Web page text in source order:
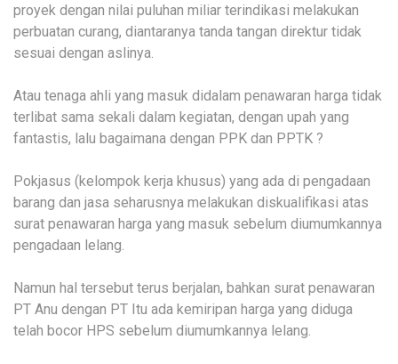
proyek dengan nilai puluhan miliar terindikasi melakukan
perbuatan curang, diantaranya tanda tangan direktur tidak
sesuai dengan aslinya.
Atau tenaga ahli yang masuk didalam penawaran harga tidak
terlibat sama sekali dalam kegiatan, dengan upah yang
fantastis, lalu bagaimana dengan PPK dan PPTK ?
Pokjasus (kelompok kerja khusus) yang ada di pengadaan
barang dan jasa seharusnya melakukan diskualifikasi atas
surat penawaran harga yang masuk sebelum diumumkannya
pengadaan lelang.
Namun hal tersebut terus berjalan, bahkan surat penawaran
PT Anu dengan PT Itu ada kemiripan harga yang diduga
telah bocor HPS sebelum diumumkannya lelang.